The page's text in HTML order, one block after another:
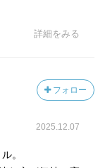
詳細をみる
フォロー
2025.12.07
。